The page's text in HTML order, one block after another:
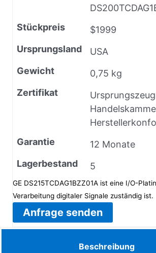
Stückpreis
$1999
Ursprungsland
USA
Gewicht
0,75 kg
Zertifikat
Garantie
12 Monate
Lagerbestand
5
GE DS215TCDAG1BZZ01A ist eine I/O-
Verarbeitung digitaler Signale zuständig ist.
Anfrage senden
Beschreibung